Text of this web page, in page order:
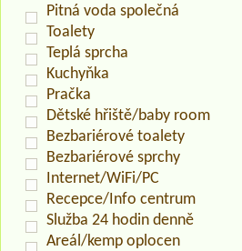
Pitná voda společná
Toalety
Teplá sprcha
Kuchyňka
Pračka
Dětské hřiště/baby room
Bezbariérové toalety
Bezbariérové sprchy
Internet/WiFi/PC
Recepce/Info centrum
Služba 24 hodin denně
Areál/kemp oplocen